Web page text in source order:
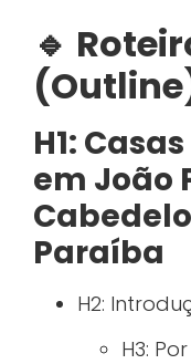
🔹
H1:
em João
Paraíba
H2:
H3: